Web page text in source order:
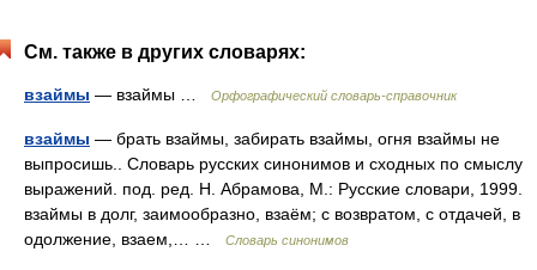
См. также в других словарях:
взаймы — взаймы … Орфографический словарь-справочник
взаймы — брать взаймы, забирать взаймы, огня взаймы не
выпросишь.. Словарь русских синонимов и сходных по смыслу
выражений. под. ред. Н. Абрамова, М.: Русские словари, 1999.
взаймы в долг, заимообразно, взаём; с возвратом, с отдачей, в
одолжение, взаем,… …
Словарь синонимов